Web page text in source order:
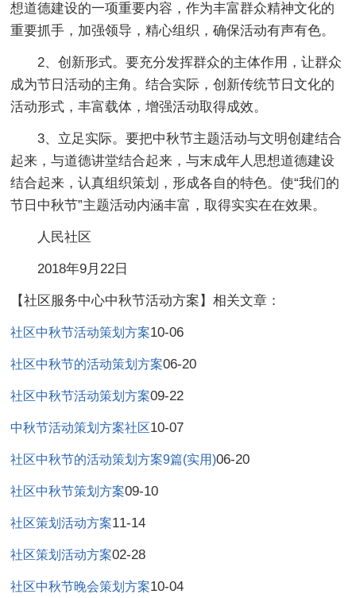
想道德建设的一项重要内容，作为丰富群众精神文化的
重要抓手，加强领导，精心组织，确保活动有声有色。
2、创新形式。要充分发挥群众的主体作用，让群众
成为节日活动的主角。结合实际，创新传统节日文化的
活动形式，丰富载体，增强活动取得成效。
3、立足实际。要把中秋节主题活动与文明创建结合
起来，与道德讲堂结合起来，与末成年人思想道德建设
结合起来，认真组织策划，形成各自的特色。使“我们的
节日中秋节”主题活动内涵丰富，取得实实在在效果。
人民社区
2018年9月22日
【社区服务中心中秋节活动方案】相关文章：
社区中秋节活动策划方案10-06
社区中秋节的活动策划方案06-20
社区中秋节活动策划方案09-22
中秋节活动策划方案社区10-07
社区中秋节的活动策划方案9篇(实用)06-20
社区中秋节策划方案09-10
社区策划活动方案11-14
社区策划活动方案02-28
社区中秋节晚会策划方案10-04